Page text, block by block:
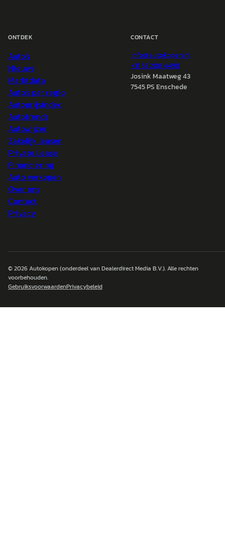
ONTDEK
Auto's
Nieuws
Marktdata
Auto's per regio
Autoprijsindex
Autotrends
Autowijzer
Zakelijk leasen
Private Lease
Financiering
Auto verkopen
Over ons
Contact
Privacy
CONTACT
info@autokopen.nl
+31 53 208 4490
Josink Maatweg 43
7545 PS Enschede
© 2026Autokopen(onderdeel van Dealerdirect Media B.V.). Alle rechten
voorbehouden.
GebruiksvoorwaardenPrivacybeleid